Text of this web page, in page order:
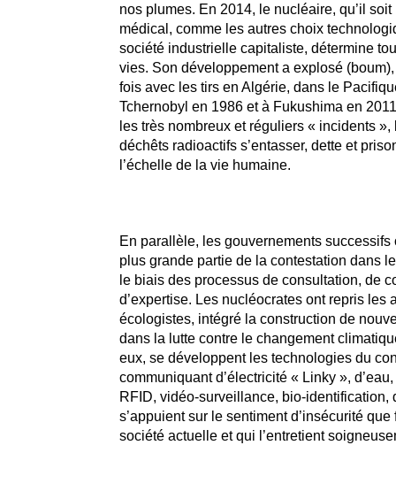
nos plumes. En 2014, le nucléaire, qu’il
médical, comme les autres choix
société industrielle capitaliste, détermine
vies. Son développement a explosé
fois avec les tirs en Algérie, dans le
Tchernobyl en 1986 et à Fukushima en
les très nombreux et réguliers « incidents »,
déchêts radioactifs s’entasser, dette et
l’échelle de la vie humaine.
En parallèle, les gouvernements successifs
plus grande partie de la contestation dans
le biais des processus de consultation, de
d’expertise. Les nucléocrates ont repris les
écologistes, intégré la construction de
dans la lutte contre le changement
eux, se développent les technologies du
communiquant d’électricité « Linky »,
RFID, vidéo-surveillance, bio-identification,
s’appuient sur le sentiment d’insécurité que
société actuelle et qui l’entretient